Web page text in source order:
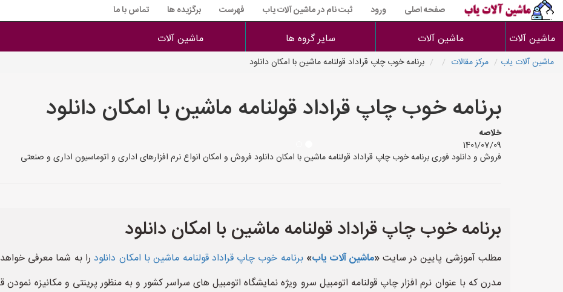
صفحه اصلی ورود ثبت نام در ماشین آلات یاب فهرست برگزیده ها تماس با ما
ماشین آلات ماشین آلات سایر گروه ها ماشین آلات
ماشین آلات یاب مرکز مقالات برنامه خوب چاپ قراداد قولنامه ماشین با امکان دانلود
برنامه خوب چاپ قراداد قولنامه ماشین با امکان دانلود
خلاصه
1401/07/09
فروش و دانلود فوری برنامه خوب چاپ قراداد قولنامه ماشین با امکان دانلود فروش و امکان انواع نرم افزارهای اداری و اتوماسیون اداری و صنعتی
برنامه خوب چاپ قراداد قولنامه ماشین با امکان دانلود
مطلب آموزشی پایین در سایت«ماشین آلات یاب» برنامه خوب چاپ قراداد قولنامه ماشین با امکان دانلودرا به شما معرفی خواهد
مدرن که با عنوان نرم افزار چاپ قولنامه اتومبیل سرو ویژه نمایشگاه اتومبیل های سراسر کشور و به منظور پرینتی و مکانیزه